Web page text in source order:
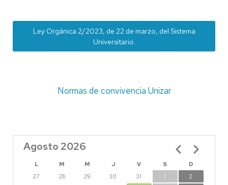
Ley Orgánica 2/2023, de 22 de marzo, del Sistema
Universitario.
Normas de convivencia Unizar
Agosto 2026
L M M J V S
D
27
28 29 30 31 1
2
Paginación